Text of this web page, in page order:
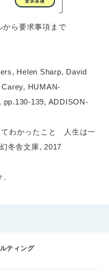
ら要求事項まで
Helen Sharp, David
HUMAN-
139, ADDISON-
わかったこと 人生は一
冬舎文庫, 2017
ティング